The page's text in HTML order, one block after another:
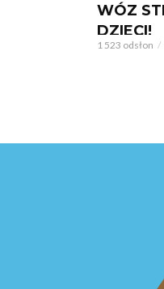
WÓZ
DZIECI!
1 523 odsłon